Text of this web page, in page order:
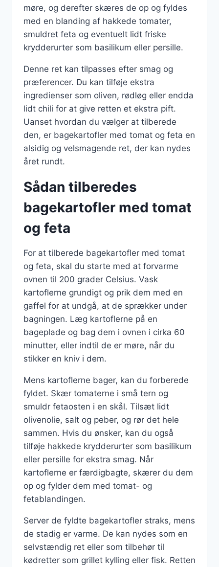
møre, og derefter skæres de op og fyldes
med en blanding af hakkede tomater,
smuldret feta og eventuelt lidt friske
krydderurter som basilikum eller persille.
Denne ret kan tilpasses efter smag og
præferencer. Du kan tilføje ekstra
ingredienser som oliven, rødløg eller endda
lidt chili for at give retten et ekstra pift.
Uanset hvordan du vælger at tilberede
den, er bagekartofler med tomat og feta en
alsidig og velsmagende ret, der kan nydes
året rundt.
Sådan tilberedes
bagekartofler med tomat
og feta
For at tilberede bagekartofler med tomat
og feta, skal du starte med at forvarme
ovnen til 200 grader Celsius. Vask
kartoflerne grundigt og prik dem med en
gaffel for at undgå, at de sprækker under
bagningen. Læg kartoflerne på en
bageplade og bag dem i ovnen i cirka 60
minutter, eller indtil de er møre, når du
stikker en kniv i dem.
Mens kartoflerne bager, kan du forberede
fyldet. Skær tomaterne i små tern og
smuldr fetaosten i en skål. Tilsæt lidt
olivenolie, salt og peber, og rør det hele
sammen. Hvis du ønsker, kan du også
tilføje hakkede krydderurter som basilikum
eller persille for ekstra smag. Når
kartoflerne er færdigbagte, skærer du dem
op og fylder dem med tomat- og
fetablandingen.
Server de fyldte bagekartofler straks, mens
de stadig er varme. De kan nydes som en
selvstændig ret eller som tilbehør til
kødretter som grillet kylling eller fisk. Retten